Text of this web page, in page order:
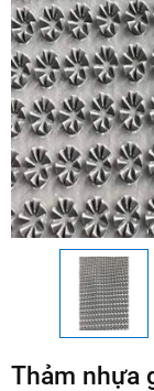
Thảm nhựa